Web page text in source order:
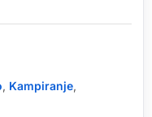
, Kampiranje,